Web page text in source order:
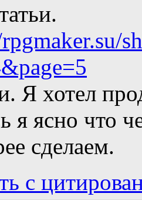
Я хотел
я ясно что
сделаем.
с